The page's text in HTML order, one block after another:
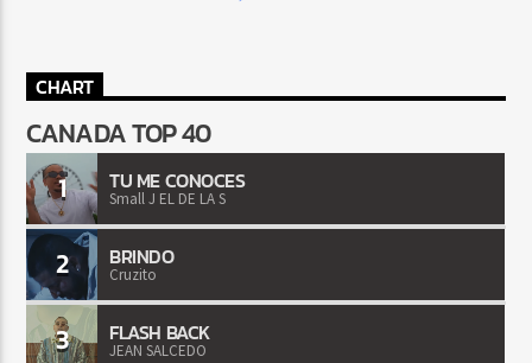
CHART
CANADA TOP 40
1 TU ME CONOCES
Small J EL DE LA S
2 BRINDO
Cruzito
3 FLASH BACK
JEAN SALCEDO